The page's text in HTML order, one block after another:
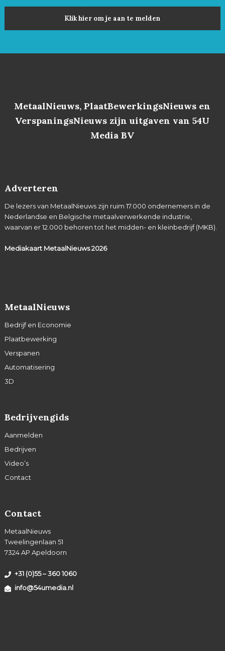
Klik hier om je aan te melden
MetaalNieuws, PlaatBewerkingsNieuws en
VerspaningsNieuws zijn uitgaven van 54U
Media BV
Adverteren
De lezers van MetaalNieuws zijn ruim 17.000 ondernemers in de
Nederlandse en Belgische metaalverwerkende industrie,
waarvan er 12.000 behoren tot het midden- en kleinbedrijf (MKB).
Mediakaart MetaalNieuws2026
MetaalNieuws
Bedrijf en Economie
Plaatbewerking
Verspanen
Automatisering
3D
Bedrijvengids
Aanmelden
Bedrijven
Video’s
Contact
Contact
MetaalNieuws
Tweelingenlaan 51
7324 AP Apeldoorn
+31 (0)55 – 360 1060
info@54umedia.nl